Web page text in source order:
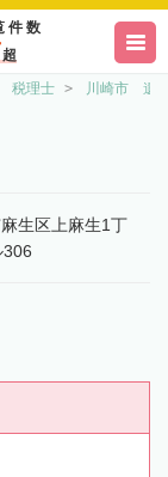
件数
超
税理士 川崎市 遺
生区上麻生1丁
306